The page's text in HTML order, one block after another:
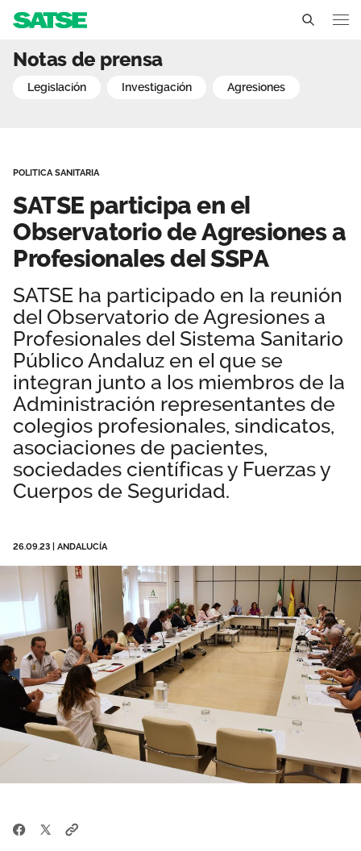
Delegados Sindicales
Estructura organizativa
Transparencia
Secciones sindicales
Servicios
Ventajas
Actualidad
Temas
Noticias
Sala de prensa
Empleo
Documentos
Publicaciones
Vídeos
Andalucía
Contáctanos
Área privada
Únete
SATSE participa en el
Notas de prensa
legislación investigación agresiones
POLITICA SANITARIA
SATSE participa en el
Observatorio de Agresiones a
Profesionales del SSPA
SATSE ha participado en la reunión
del Observatorio de Agresiones a
Profesionales del Sistema Sanitario
Público Andaluz en el que se
integran junto a los miembros de la
Administración representantes de
colegios profesionales, sindicatos,
asociaciones de pacientes,
sociedades científicas y Fuerzas y
Cuerpos de Seguridad.
26.09.23 ANDALUCÍA